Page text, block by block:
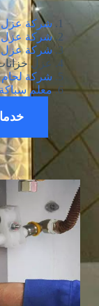
شركة عزل
شركة عزل
شركة عزل
عزل
شركة لحام
معلم